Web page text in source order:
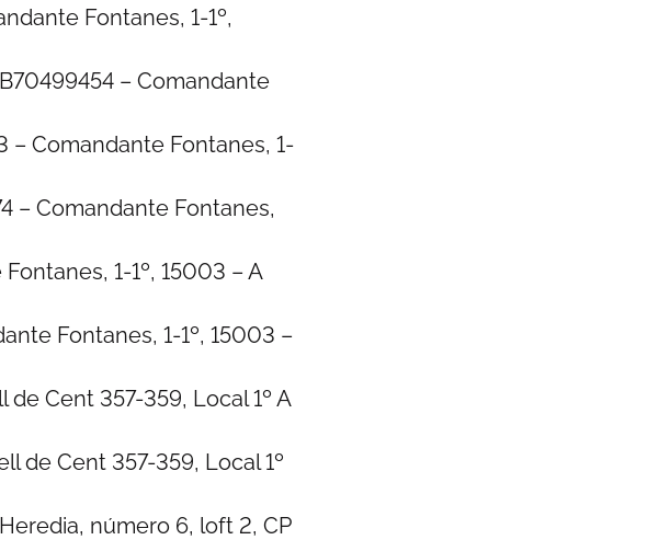
Fontanes, 1-1º,
– Comandante
– Comandante Fontanes, 1-
– Comandante Fontanes,
1-1º, 15003 – A
Fontanes, 1-1º, 15003 –
de Cent 357-359, Local 1º A
de Cent 357-359, Local 1º
número 6, loft 2, CP